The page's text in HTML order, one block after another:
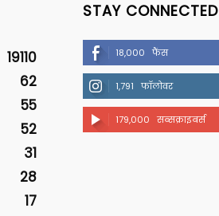
19110
62
55
52
31
28
17
STAY CONNECTED
18,000 फैंस
1,791 फॉलोवर
179,000 सब्सक्राइबर्स